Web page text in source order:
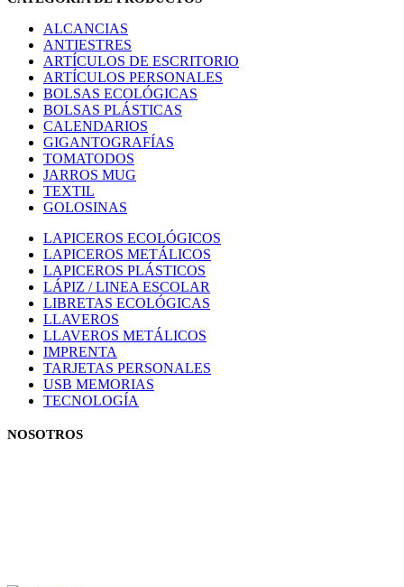
ALCANCIAS
ANTIESTRES
ARTÍCULOS DE ESCRITORIO
ARTÍCULOS PERSONALES
BOLSAS ECOLÓGICAS
BOLSAS PLÁSTICAS
CALENDARIOS
GIGANTOGRAFÍAS
TOMATODOS
JARROS MUG
TEXTIL
GOLOSINAS
LAPICEROS ECOLÓGICOS
LAPICEROS METÁLICOS
LAPICEROS PLÁSTICOS
LÁPIZ / LINEA ESCOLAR
LIBRETAS ECOLÓGICAS
LLAVEROS
LLAVEROS METÁLICOS
IMPRENTA
TARJETAS PERSONALES
USB MEMORIAS
TECNOLOGÍA
NOSOTROS